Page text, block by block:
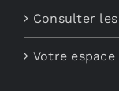
Consulter
Votre